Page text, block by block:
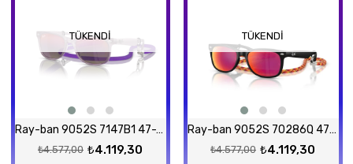
TÜKENDI
Ray-ban 9052S 7147B1 47-15 Güneş Gözlüğü
₺4.119,30
₺4.577,00
TÜKENDI
Ray-ban 9052S 70286Q 47-15 Güneş Gözlüğü
₺4.119,30
₺4.577,00